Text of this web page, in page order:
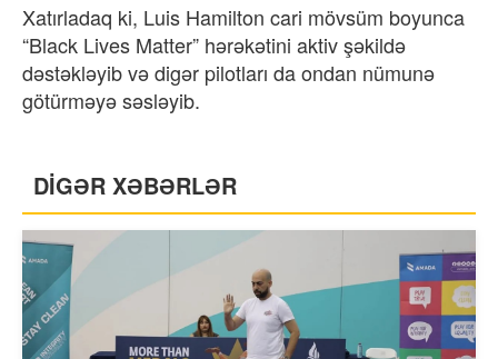
Xatırladaq ki, Luis Hamilton cari mövsüm boyunca
“Black Lives Matter” hərəkətini aktiv şəkildə
dəstəkləyib və digər pilotları da ondan nümunə
götürməyə səsləyib.
DİGƏR XƏBƏRLƏR